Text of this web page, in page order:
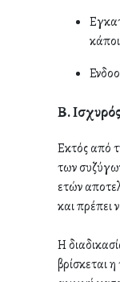
Β.
Εκτός από
των
ετών
και πρέπει
Η
βρίσκεται